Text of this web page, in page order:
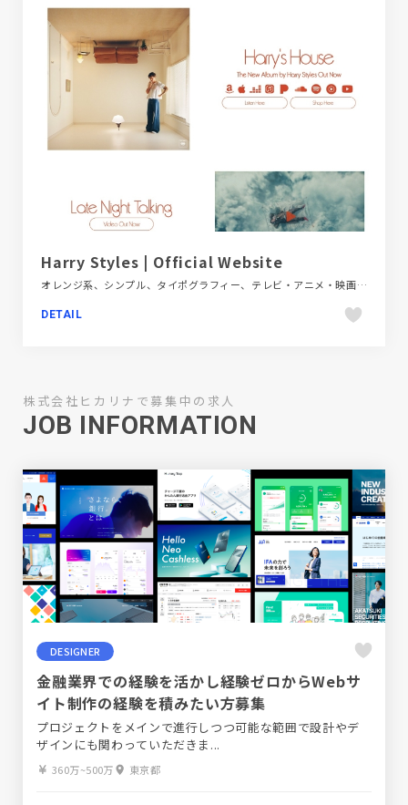
Harry Styles | Official Website
オレンジ系、シンプル、タイポグラフィー、テレビ・アニメ・映画・芸能、ナチュラル、ブラウン系、ブランド・サービスサイト、ポートフォリオ、大きめ写真
DETAIL
株式会社ヒカリナで募集中の求人
JOB INFORMATION
DESIGNER
金融業界での経験を活かし経験ゼロからWebサ
イト制作の経験を積みたい方募集
プロジェクトをメインで進行しつつ可能な範囲で設計やデ
ザインにも関わっていただきま...
360万~500万 東京都